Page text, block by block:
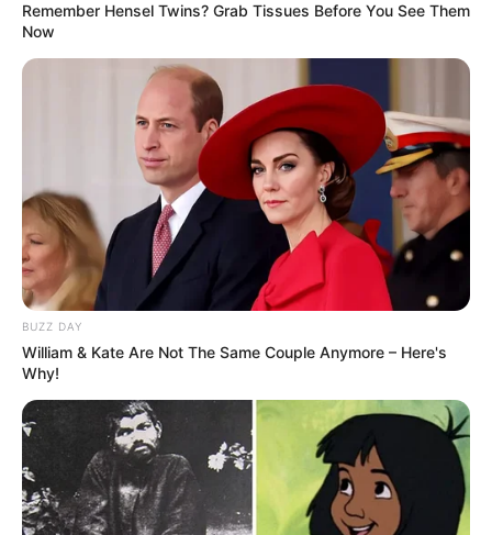
Patah Jadi Dua(2011) – daur ulang lagu Alda Risma
(2011)
Quotes
Para Ibu, kalian hebat!
Aku bangga dengan badanku. Aku juga bangga
jadi ibu juga. Tuhan baik dan bener-bener jawab doa-
doaku satu per satu.
Foto-foto Gracia Indri
Remember Hensel Twins? Grab Tissues Before You See Them
Now
BUZZ DAY
William & Kate Are Not The Same Couple Anymore – Here's
Why!